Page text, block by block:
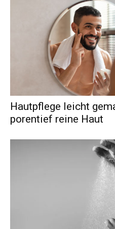
Hautpflege leicht
porentief reine Haut